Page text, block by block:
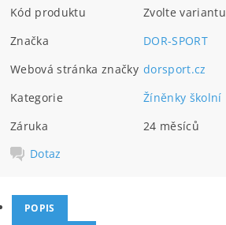
Kód produktu
Zvolte variantu
Značka
DOR-SPORT
Webová stránka značky dorsport.cz
Kategorie
Žíněnky školní
Záruka
24 měsíců
Dotaz
POPIS